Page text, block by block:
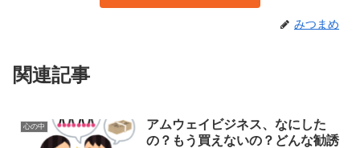
みつまめ
関連記事
心の中
アムウェイビジネス、なにした
の？もう買えないの？どんな勧誘